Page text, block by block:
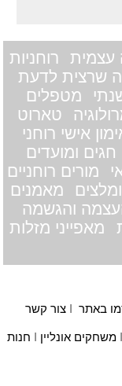
עצמית
רוחניות
שרצית לדעת
מטפלים
טארוט
אישי רוחני
חגים ומועדים
מורים רוחניים
מאמנים
והגשמה
מאפייני מזלות
באתר צור קשר
משחקים אונליין
חנות